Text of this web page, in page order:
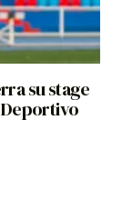
su stage
Deportivo